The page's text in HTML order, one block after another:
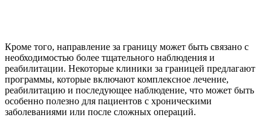
Кроме того, направление за границу может быть связано с
необходимостью более тщательного наблюдения и
реабилитации. Некоторые клиники за границей предлагают
программы, которые включают комплексное лечение,
реабилитацию и последующее наблюдение, что может быть
особенно полезно для пациентов с хроническими
заболеваниями или после сложных операций.